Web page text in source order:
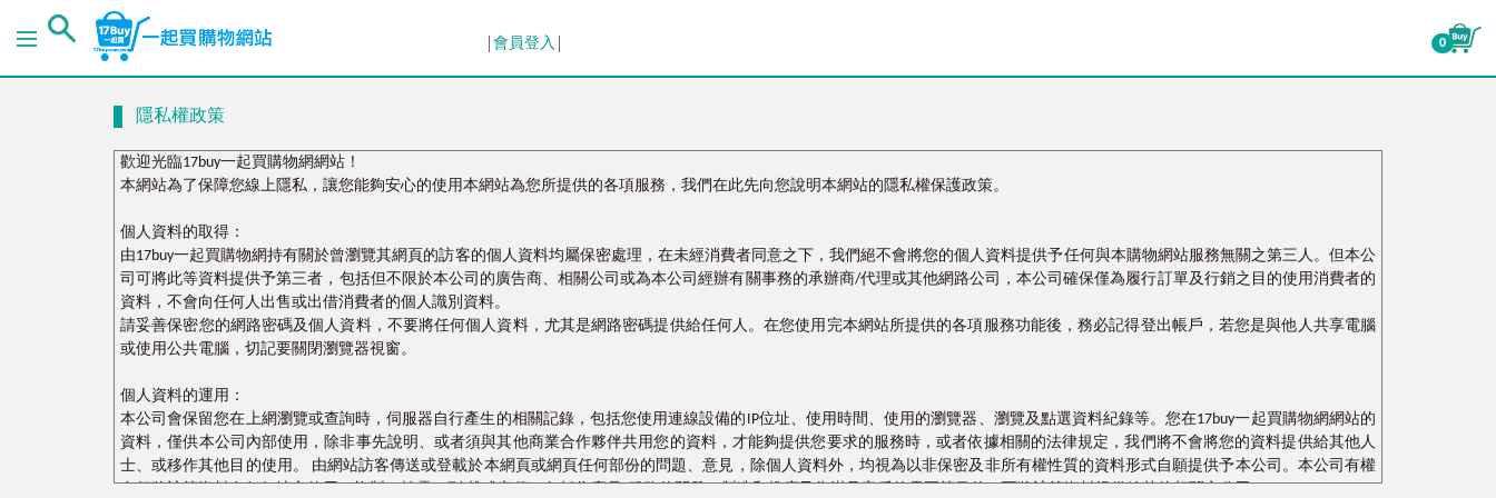
會員登入 0
隱私權政策
歡迎光臨17buy一起買購物網網站！
本網站為了保障您線上隱私，讓您能夠安心的使用本網站為您所提供的各項服務，我們在此先向您說明本網站的隱私權保護政策。
個人資料的取得：
由17buy一起買購物網持有關於曾瀏覽其網頁的訪客的個人資料均屬保密處理，在未經消費者同意之下，我們絕不會將您的個人資料提供予任何與本購物網站服務無關之第三人。但本公
司可將此等資料提供予第三者，包括但不限於本公司的廣告商、相關公司或為本公司經辦有關事務的承辦商/代理或其他網路公司，本公司確保僅為履行訂單及行銷之目的使用消費者的
資料，不會向任何人出售或出借消費者的個人識別資料。
請妥善保密您的網路密碼及個人資料，不要將任何個人資料，尤其是網路密碼提供給任何人。在您使用完本網站所提供的各項服務功能後，務必記得登出帳戶，若您是與他人共享電腦
或使用公共電腦，切記要關閉瀏覽器視窗。
個人資料的運用：
本公司會保留您在上網瀏覽或查詢時，伺服器自行產生的相關記錄，包括您使用連線設備的IP位址、使用時間、使用的瀏覽器、瀏覽及點選資料紀錄等。您在17buy一起買購物網網站的
資料，僅供本公司內部使用，除非事先說明、或者須與其他商業合作夥伴共用您的資料，才能夠提供您要求的服務時，或者依據相關的法律規定，我們將不會將您的資料提供給其他人
士、或移作其他目的使用。 由網站訪客傳送或登載於本網頁或網頁任何部份的問題、意見，除個人資料外，均視為以非保密及非所有權性質的資料形式自願提供予本公司。本公司有權